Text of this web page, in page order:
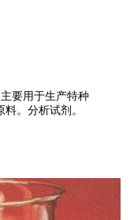
要用于生产特种
。分析试剂。